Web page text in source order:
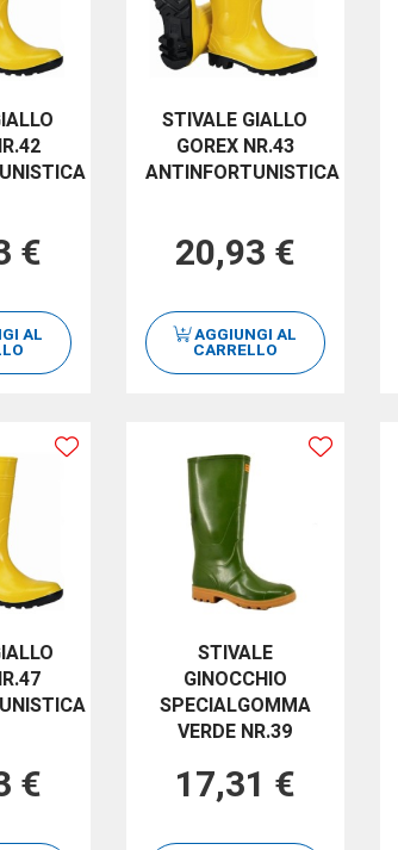
€
AL
STIVALE GIALLO
GOREX NR.43
ANTINFORTUNISTICA
20,93 €
AGGIUNGI AL
CARRELLO
€
STIVALE
GINOCCHIO
SPECIALGOMMA
VERDE NR.39
17,31 €